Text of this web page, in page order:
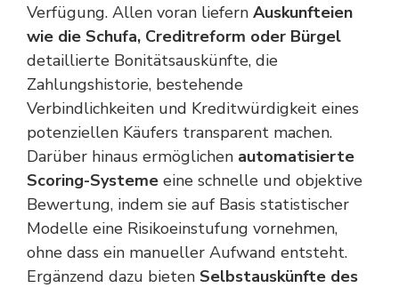
Verfügung. Allen voran liefern Auskunfteien
wie die Schufa, Creditreform oder Bürgel
detaillierte Bonitätsauskünfte, die
Zahlungshistorie, bestehende
Verbindlichkeiten und Kreditwürdigkeit eines
potenziellen Käufers transparent machen.
Darüber hinaus ermöglichen automatisierte
Scoring-Systeme eine schnelle und objektive
Bewertung, indem sie auf Basis statistischer
Modelle eine Risikoeinstufung vornehmen,
ohne dass ein manueller Aufwand entsteht.
Ergänzend dazu bieten Selbstauskünfte des